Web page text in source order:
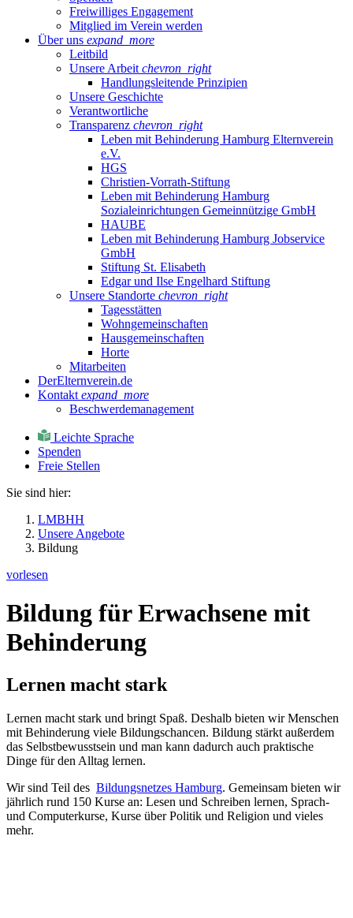
Freiwilliges Engagement
Mitglied im Verein werden
Über uns expand_more
Leitbild
Unsere Arbeit chevron_right
Handlungsleitende Prinzipien
Unsere Geschichte
Verantwortliche
Transparenz chevron_right
Leben mit Behinderung Hamburg Elternverein
e.V.
HGS
Christien-Vorrath-Stiftung
Leben mit Behinderung Hamburg
Sozialeinrichtungen Gemeinnützige GmbH
HAUBE
Leben mit Behinderung Hamburg Jobservice
GmbH
Stiftung St. Elisabeth
Edgar und Ilse Engelhard Stiftung
Unsere Standorte chevron_right
Tagesstätten
Wohngemeinschaften
Hausgemeinschaften
Horte
Mitarbeiten
DerElternverein.de
Kontakt expand_more
Beschwerdemanagement
Leichte Sprache
Spenden
Freie Stellen
Sie sind hier:
LMBHH
Unsere Angebote
Bildung
vorlesen
Bildung für Erwachsene mit
Behinderung
Lernen macht stark
Lernen macht stark und bringt Spaß. Deshalb bieten wir Menschen
mit Behinderung viele Bildungschancen. Bildung stärkt außerdem
das Selbstbewusstsein und man kann dadurch auch praktische
Dinge für den Alltag lernen.
Wir sind Teil des Bildungsnetzes Hamburg. Gemeinsam bieten wir
jährlich rund 150 Kurse an: Lesen und Schreiben lernen, Sprach-
und Computerkurse, Kurse über Politik und Religion und vieles
mehr.